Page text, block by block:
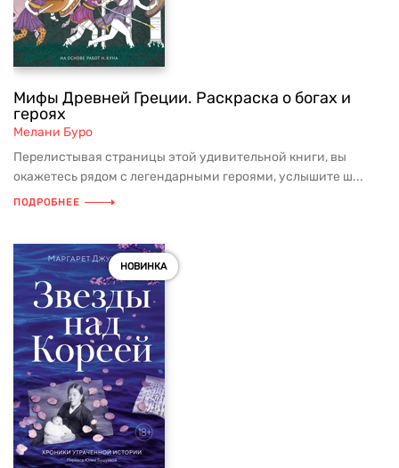
Мифы Древней Греции. Раскраска о богах и
героях
Мелани Буро
Перелистывая страницы этой удивительной книги, вы
окажетесь рядом с легендарными героями, услышите ш...
ПОДРОБНЕЕ
НОВИНКА